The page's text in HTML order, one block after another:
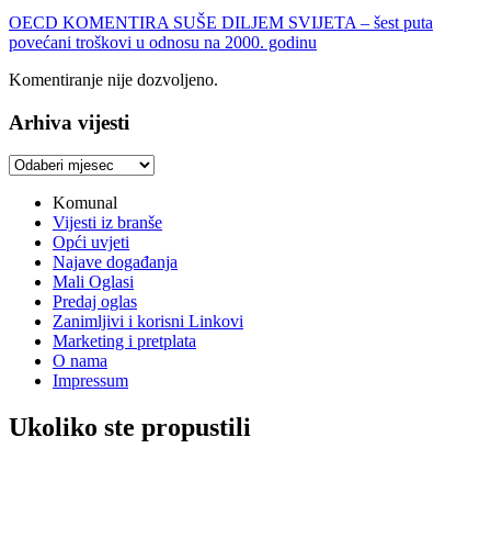
OECD KOMENTIRA SUŠE DILJEM SVIJETA – šest puta
povećani troškovi u odnosu na 2000. godinu
Komentiranje nije dozvoljeno.
Arhiva vijesti
Arhiva
Komunal
Vijesti iz branše
Opći uvjeti
Najave događanja
Mali Oglasi
Predaj oglas
Zanimljivi i korisni Linkovi
Marketing i pretplata
O nama
Impressum
Ukoliko ste propustili